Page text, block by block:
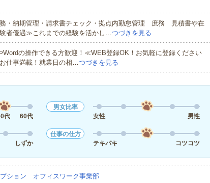
・納期管理・請求書チェック・拠点内勤怠管理 庶務 見積書や在
者優遇≫これまでの経験を活かし…つづきを見る
の操作できる方歓迎！≪WEB登録OK！お気軽に登録ください
仕事満載！就業日の相…つづきを見る
代 60代
男女比率
女性
男性
しずか
仕事の仕方
テキパキ
コツコツ
ション オフィスワーク事業部